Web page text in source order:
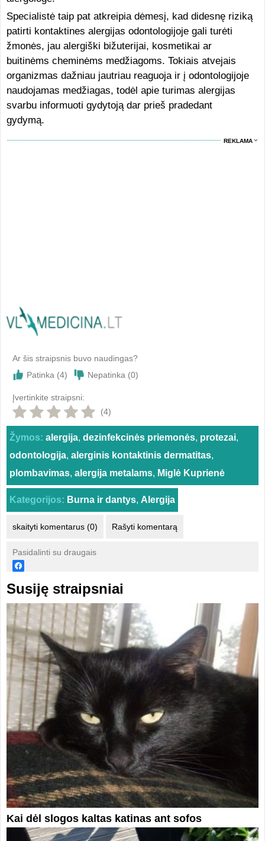
Specialistė taip pat atkreipia dėmesį, kad didesnę riziką
patirti kontaktines alergijas odontologijoje gali turėti
žmonės, jau alergiški bižuterijai, kosmetikai ar
buitinėms cheminėms medžiagoms. Tokiais atvejais
organizmas dažniau jautriau reaguoja ir į odontologijoje
naudojamas medžiagas, todėl apie turimas alergijas
svarbu informuoti gydytoją dar prieš pradedant
gydymą.
REKLAMA
Ar šis straipsnis buvo naudingas?
Patinka (4) Nepatinka (0)
Įvertinkite straipsni:
(4)
Žymos: alergija, dezinfekcinės priemonės, protezai,
odontologija, alerginis kontaktinis dermatitas,
plombavimas, alergija metalams, Miglė Kuprienė
Kategorijos: Burna ir dantys, Alergija
skaityti komentarus (0) Rašyti komentarą
Pasidalinti su draugais
Susiję straipsniai
Kai dėl slogos kaltas katinas ant sofos